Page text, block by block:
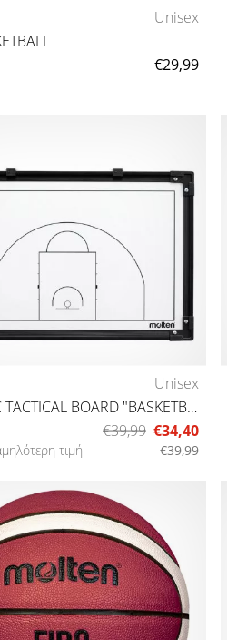
Unisex
€29,99
Unisex
MAGNETIC TACTICAL BOARD "BASKETBALL"
€39,99 €34,40
τιμή €39,99
111